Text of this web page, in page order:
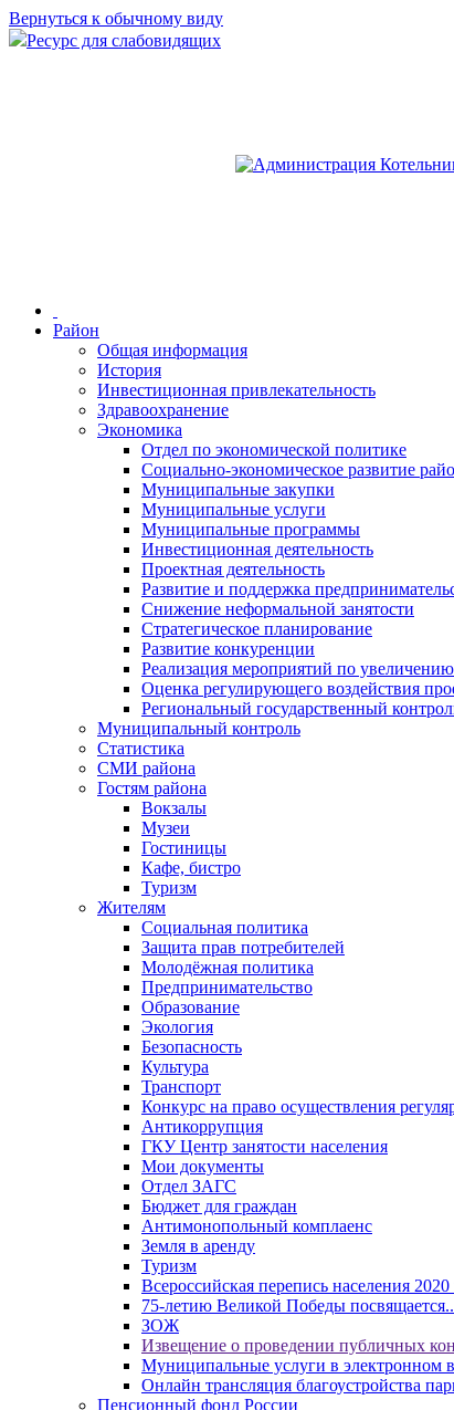
Вернуться к обычному виду
Ресурс для слабовидящих
Район
Общая информация
История
Инвестиционная привлекательность
Здравоохранение
Экономика
Отдел по экономической политике
Социально-экономическое развитие
Муниципальные закупки
Муниципальные услуги
Муниципальные программы
Инвестиционная деятельность
Проектная деятельность
Развитие и поддержка
Снижение неформальной занятости
Стратегическое планирование
Развитие конкуренции
Реализация мероприятий по
Оценка регулирующего воздействия
Региональный государственный
Муниципальный контроль
Статистика
СМИ района
Гостям района
Вокзалы
Музеи
Гостиницы
Кафе, бистро
Туризм
Жителям
Социальная политика
Защита прав потребителей
Молодёжная политика
Предпринимательство
Образование
Экология
Безопасность
Культура
Транспорт
Конкурс на право осуществления
Антикоррупция
ГКУ Центр занятости населения
Мои документы
Отдел ЗАГС
Бюджет для граждан
Антимонопольный комплаенс
Земля в аренду
Туризм
Всероссийская перепись населения 2020
75-летию Великой Победы
ЗОЖ
Извещение о проведении публичных
Муниципальные услуги в электронном
Онлайн трансляция благоустройства
Пенсионный фонд России